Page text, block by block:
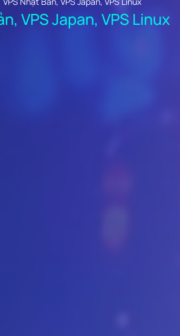
VPS Japan, VPS Linux